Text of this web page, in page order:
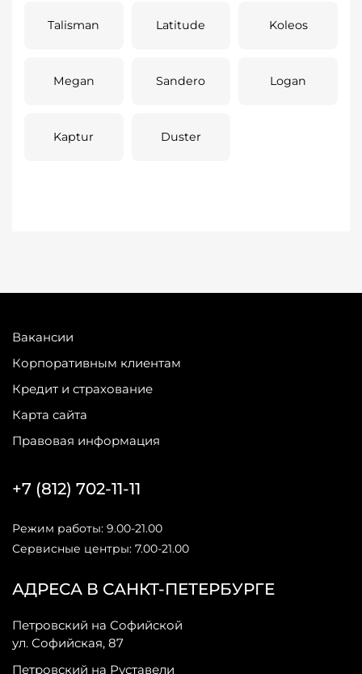
Talisman Latitude Koleos
Megan Sandero Logan
Kaptur Duster
Вакансии
Корпоративным клиентам
Кредит и страхование
Карта сайта
Правовая информация
АДРЕСА В САНКТ-ПЕТЕРБУРГЕ
Петровский на Софийской
ул. Софийская, 87
Петровский на Руставели
+7 (812) 702-11-11
Режим работы: 9.00-21.00
Сервисные центры: 7.00-21.00